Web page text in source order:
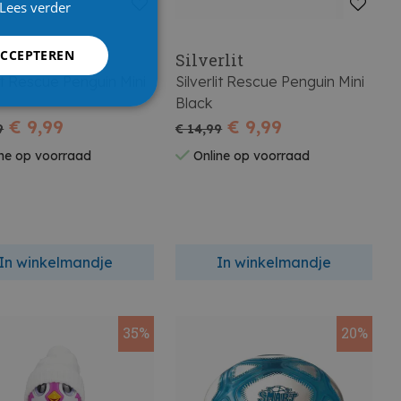
Rescue Penguin Mini
€ 9,99
op voorraad
In winkelmandje
Silverlit
Silverlit Rescue Penguin Mini
Black
€ 14,99 € 9,99
Online op voorraad
In winkelmandje
35% 20%
Lees verder